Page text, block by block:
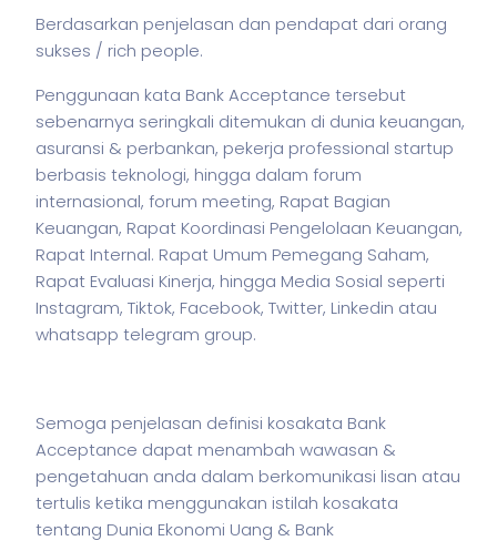
Berdasarkan penjelasan dan pendapat dari orang
sukses / rich people.
Penggunaan kata Bank Acceptance tersebut
sebenarnya seringkali ditemukan di dunia keuangan,
asuransi & perbankan, pekerja professional startup
berbasis teknologi, hingga dalam forum
internasional, forum meeting, Rapat Bagian
Keuangan, Rapat Koordinasi Pengelolaan Keuangan,
Rapat Internal. Rapat Umum Pemegang Saham,
Rapat Evaluasi Kinerja, hingga Media Sosial seperti
Instagram, Tiktok, Facebook, Twitter, Linkedin atau
whatsapp telegram group.
Semoga penjelasan definisi kosakata Bank
Acceptance dapat menambah wawasan &
pengetahuan anda dalam berkomunikasi lisan atau
tertulis ketika menggunakan istilah kosakata
tentang Dunia Ekonomi Uang & Bank